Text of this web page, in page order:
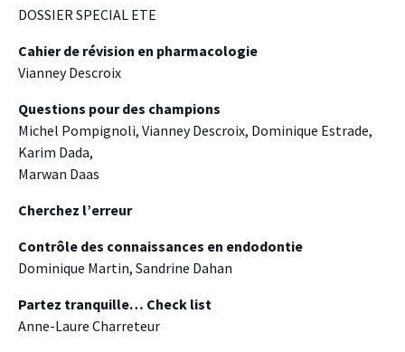
DOSSIER SPECIAL ETE
Cahier de révision en pharmacologie
Vianney Descroix
Questions pour des champions
Michel Pompignoli, Vianney Descroix, Dominique Estrade,
Karim Dada,
Marwan Daas
Cherchez l’erreur
Contrôle des connaissances en endodontie
Dominique Martin, Sandrine Dahan
Partez tranquille… Check list
Anne-Laure Charreteur